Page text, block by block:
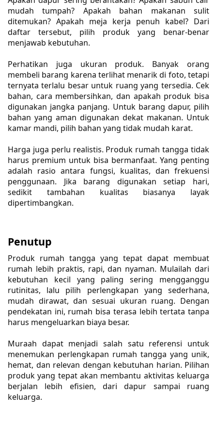
mudah tumpah? Apakah bahan makanan sulit
ditemukan? Apakah meja kerja penuh kabel? Dari
daftar tersebut, pilih produk yang benar-benar
menjawab kebutuhan.
Perhatikan juga ukuran produk. Banyak orang
membeli barang karena terlihat menarik di foto, tetapi
ternyata terlalu besar untuk ruang yang tersedia. Cek
bahan, cara membersihkan, dan apakah produk bisa
digunakan jangka panjang. Untuk barang dapur, pilih
bahan yang aman digunakan dekat makanan. Untuk
kamar mandi, pilih bahan yang tidak mudah karat.
Harga juga perlu realistis. Produk rumah tangga tidak
harus premium untuk bisa bermanfaat. Yang penting
adalah rasio antara fungsi, kualitas, dan frekuensi
penggunaan. Jika barang digunakan setiap hari,
sedikit tambahan kualitas biasanya layak
dipertimbangkan.
Penutup
Produk rumah tangga yang tepat dapat membuat
rumah lebih praktis, rapi, dan nyaman. Mulailah dari
kebutuhan kecil yang paling sering mengganggu
rutinitas, lalu pilih perlengkapan yang sederhana,
mudah dirawat, dan sesuai ukuran ruang. Dengan
pendekatan ini, rumah bisa terasa lebih tertata tanpa
harus mengeluarkan biaya besar.
Muraah dapat menjadi salah satu referensi untuk
menemukan perlengkapan rumah tangga yang unik,
hemat, dan relevan dengan kebutuhan harian. Pilihan
produk yang tepat akan membantu aktivitas keluarga
berjalan lebih efisien, dari dapur sampai ruang
keluarga.